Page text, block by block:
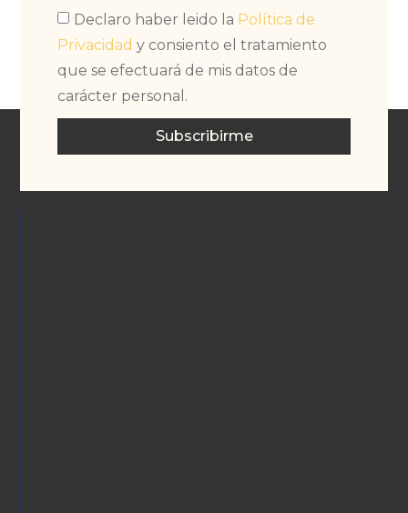
Declaro haber leido la Política de
Privacidad y consiento el tratamiento
que se efectuará de mis datos de
carácter personal.
Subscribirme